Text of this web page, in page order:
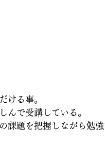
ける事。
んで受講している。
課題を把握しながら勉